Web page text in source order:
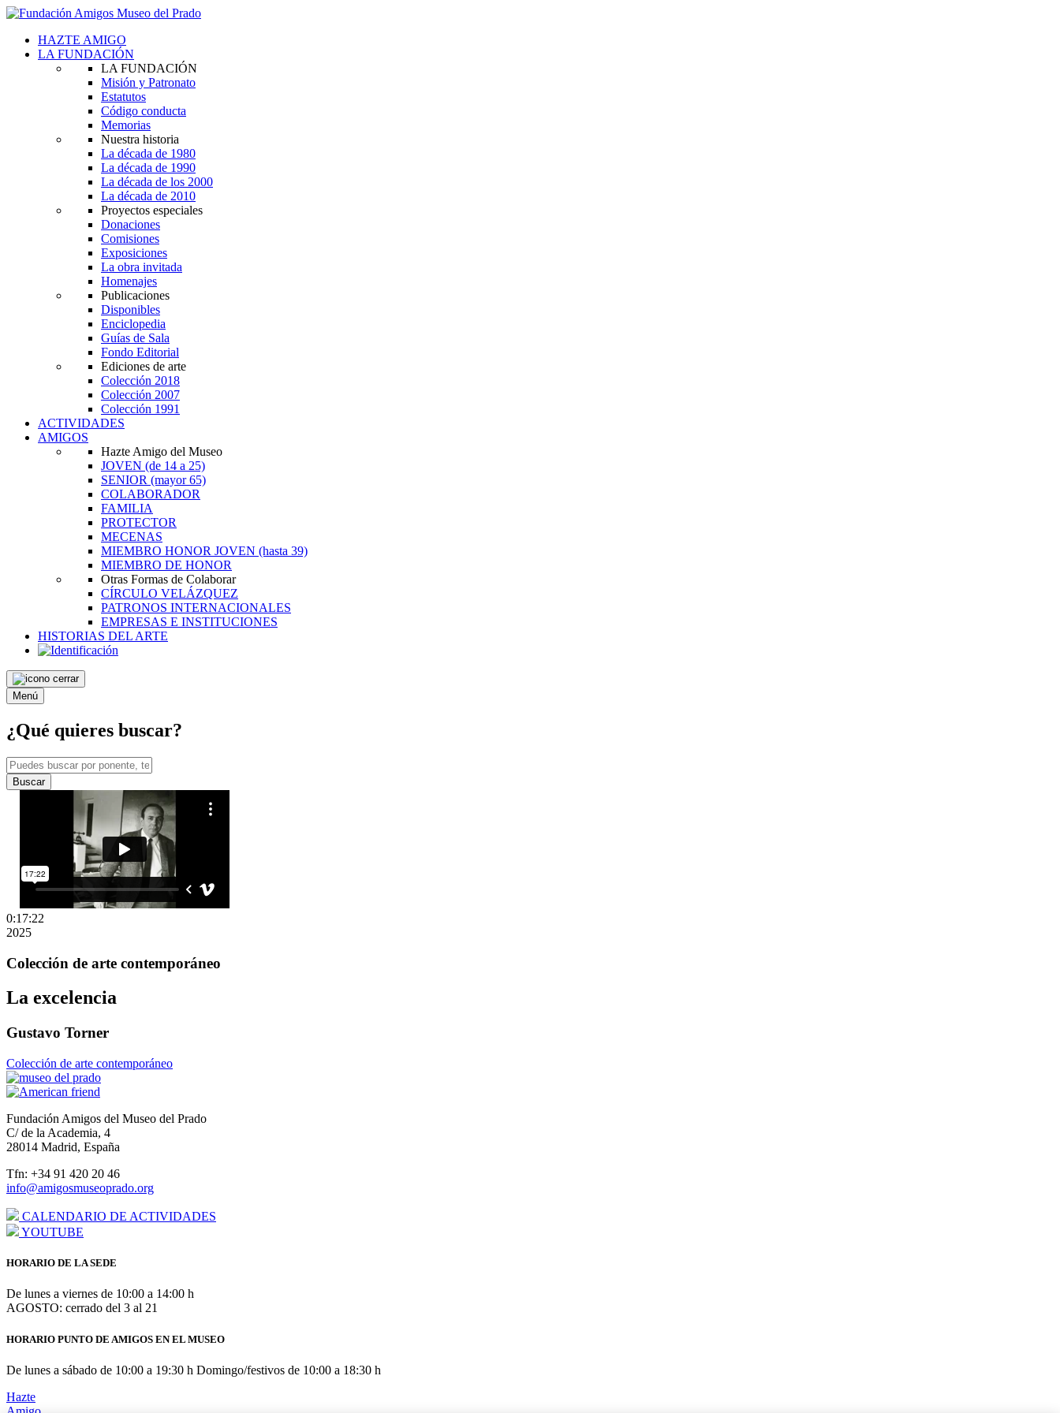
HAZTE AMIGO
LA FUNDACIÓN
LA FUNDACIÓN
Misión y Patronato
Estatutos
Código conducta
Memorias
Nuestra historia
La década de 1980
La década de 1990
La década de los 2000
La década de 2010
Proyectos especiales
Donaciones
Comisiones
Exposiciones
La obra invitada
Homenajes
Publicaciones
Disponibles
Enciclopedia
Guías de Sala
Fondo Editorial
Ediciones de arte
Colección 2018
Colección 2007
Colección 1991
ACTIVIDADES
AMIGOS
Hazte Amigo del Museo
JOVEN (de 14 a 25)
SENIOR (mayor 65)
COLABORADOR
FAMILIA
PROTECTOR
MECENAS
MIEMBRO HONOR JOVEN (hasta 39)
MIEMBRO DE HONOR
Otras Formas de Colaborar
CÍRCULO VELÁZQUEZ
PATRONOS INTERNACIONALES
EMPRESAS E INSTITUCIONES
HISTORIAS DEL ARTE
Menú
¿Qué quieres buscar?
Buscar
0:17:22
2025
Colección de arte contemporáneo
La excelencia
Gustavo Torner
Colección de arte contemporáneo
Fundación Amigos del Museo del Prado
C/ de la Academia, 4
28014 Madrid, España
Tfn: +34 91 420 20 46
info@amigosmuseoprado.org
CALENDARIO DE ACTIVIDADES
YOUTUBE
HORARIO DE LA SEDE
De lunes a viernes de 10:00 a 14:00 h
AGOSTO: cerrado del 3 al 21
HORARIO PUNTO DE AMIGOS EN EL MUSEO
De lunes a sábado de 10:00 a 19:30 h Domingo/festivos de 10:00 a 18:30 h
Hazte